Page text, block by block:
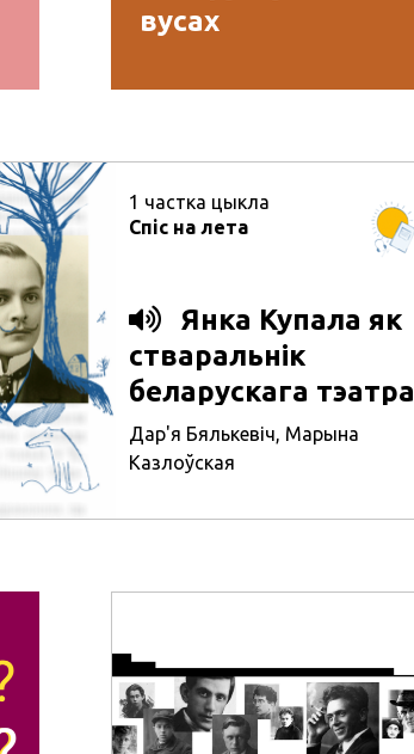
вусах
1 частка цыкла
Спіс на лета
Янка Купала як
стваральнік
беларускага тэатра
Дар'я Бялькевіч, Марына
Казлоўская